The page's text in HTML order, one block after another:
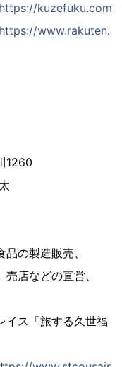
https://kuzefuku.com
https://www.rakuten.
1260
の製造販売、
などの直営、
「旅する久世福